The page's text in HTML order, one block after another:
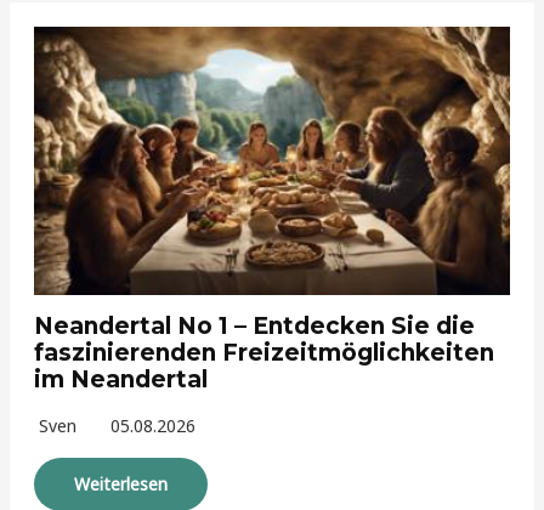
Neandertal No 1 – Entdecken Sie die
faszinierenden Freizeitmöglichkeiten
im Neandertal
Sven 05.08.2026
Weiterlesen